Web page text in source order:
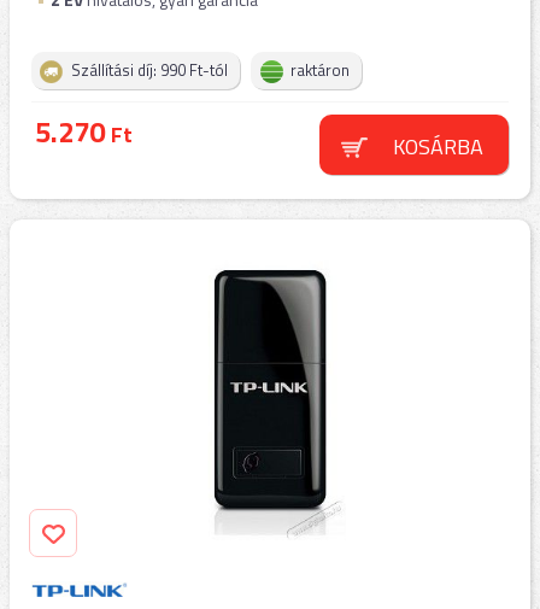
Szállítási díj: 990 Ft-tól raktáron
5.270Ft KOSÁRBA